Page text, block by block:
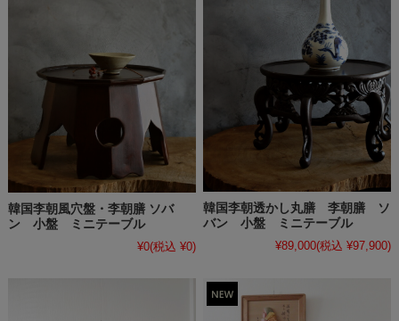
韓国李朝風穴盤・李朝膳 ソバ
ン 小盤 ミニテーブル
¥0(税込 ¥0)
韓国李朝透かし丸膳 李朝膳 ソ
バン 小盤 ミニテーブル
¥89,000(税込 ¥97,900)